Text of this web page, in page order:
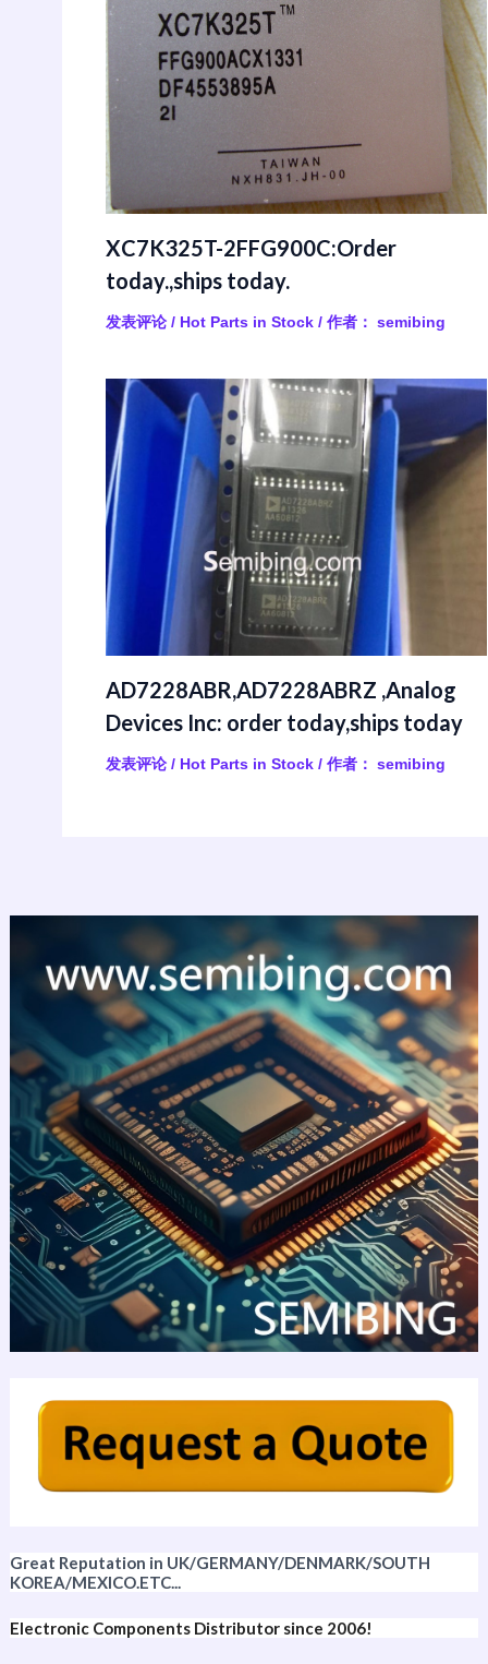
XC7K325T-2FFG900C:Order
today.,ships today.
发表评论 / Hot Parts in Stock/ 作者： semibing
AD7228ABR,AD7228ABRZ ,Analog
Devices Inc: order today,ships today
发表评论 / Hot Parts in Stock/ 作者： semibing
Great Reputation in UK/GERMANY/DENMARK/SOUTH
KOREA/MEXICO.ETC...
Electronic Components Distributor since 2006!